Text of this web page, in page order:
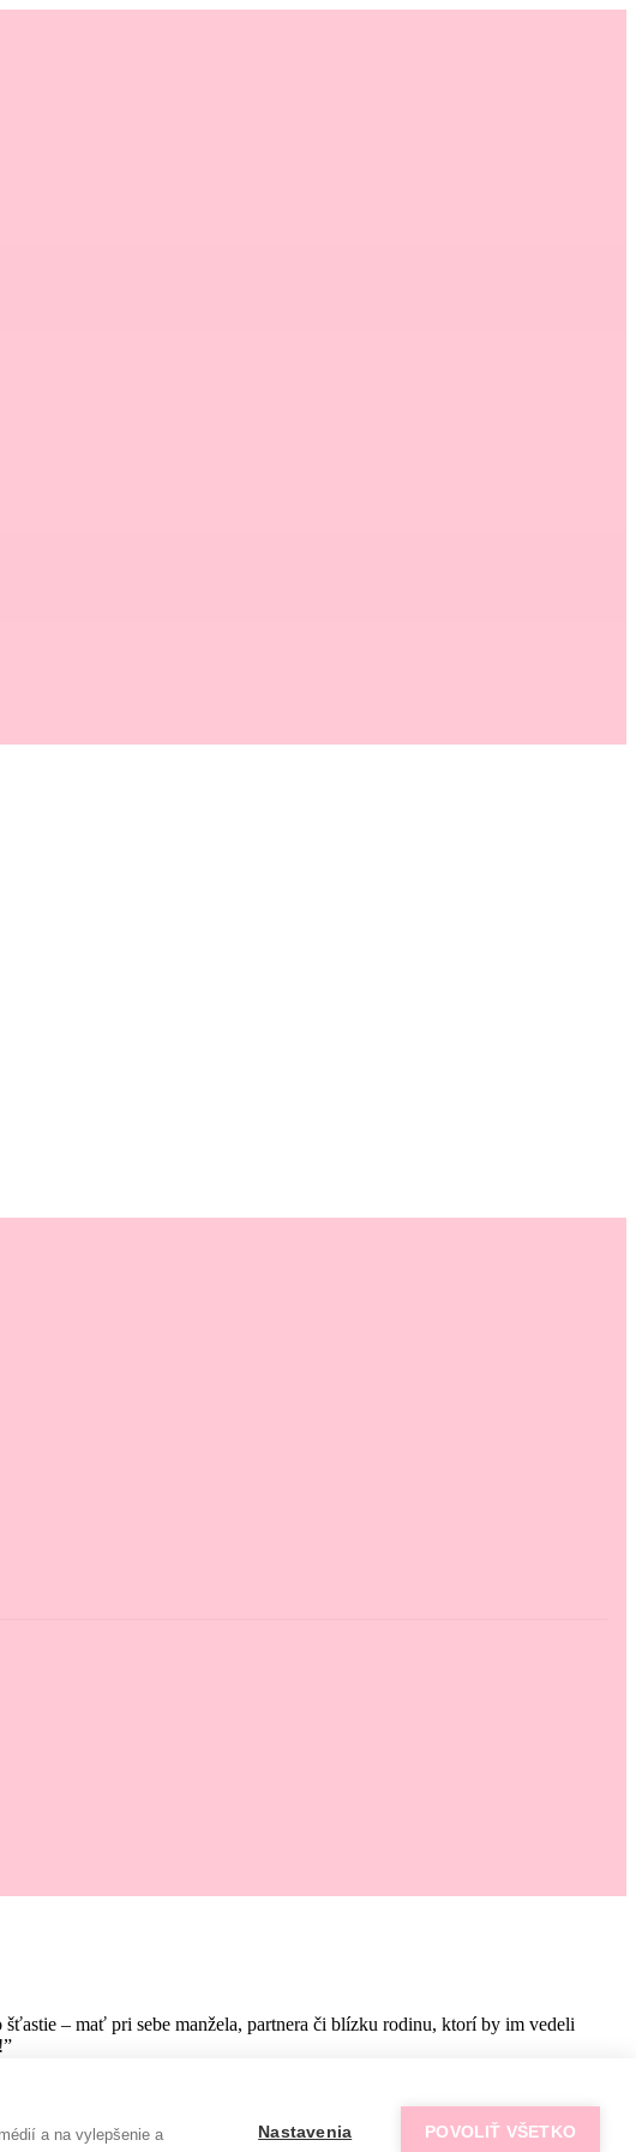
– mať pri sebe manžela, partnera či blízku rodinu, ktorí by im vedeli
a na vylepšenie a Nastavenia POVOLIŤ VŠETKO